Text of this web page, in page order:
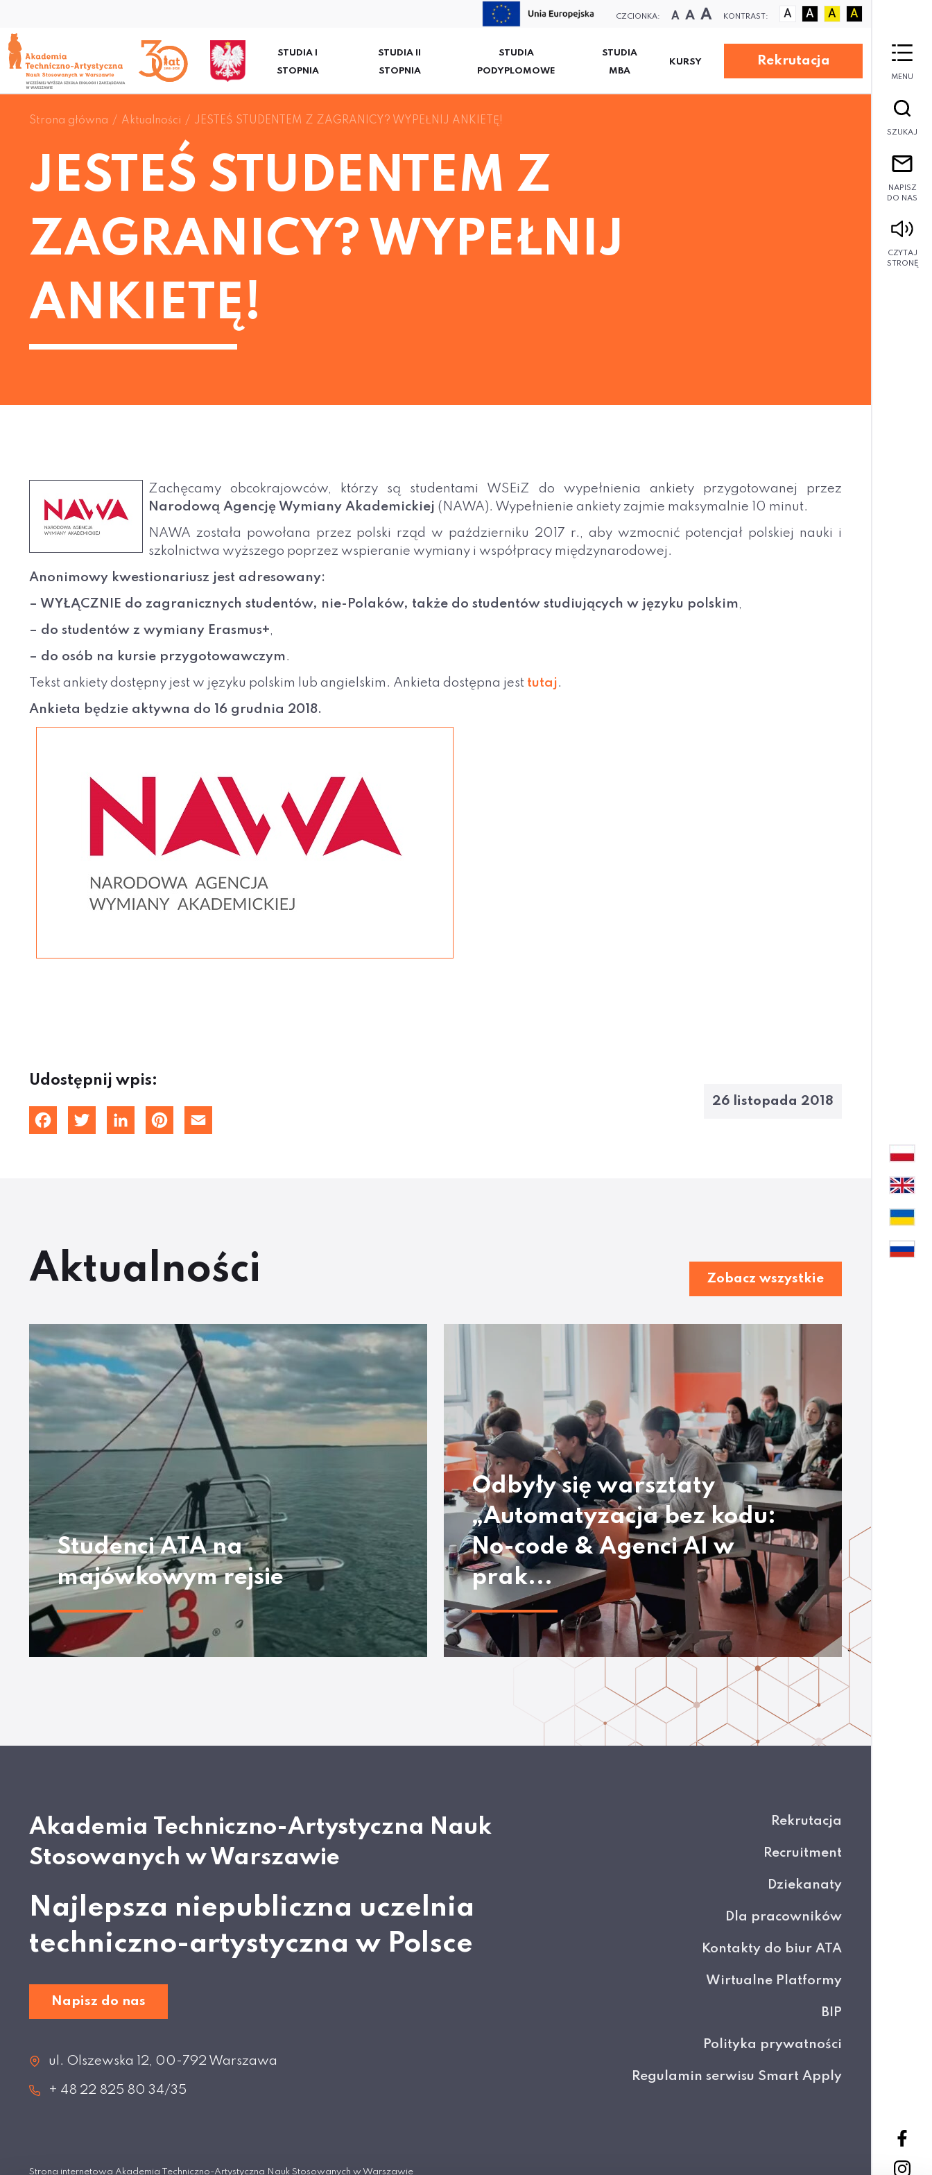
CZCIONKA: A A A KONTRAST: A A A A
STUDIA I
STOPNIA
STUDIA II
STOPNIA
STUDIA
PODYPLOMOWE
STUDIA
MBA
KURSY Rekrutacja
MENU
SZUKAJ
NAPISZ
DO NAS
CZYTAJ
STRONĘ
Strona główna Aktualności JESTEŚ STUDENTEM Z ZAGRANICY? WYPEŁNIJ ANKIETĘ!
JESTEŚ STUDENTEM Z
ZAGRANICY? WYPEŁNIJ
ANKIETĘ!
Zachęcamy obcokrajowców, którzy są studentami WSEiZ do wypełnienia ankiety przygotowanej przez
Narodową Agencję Wymiany Akademickiej (NAWA). Wypełnienie ankiety zajmie maksymalnie 10 minut.
NAWA została powołana przez polski rząd w październiku 2017 r., aby wzmocnić potencjał polskiej nauki i
szkolnictwa wyższego poprzez wspieranie wymiany i współpracy międzynarodowej.
Anonimowy kwestionariusz jest adresowany:
– WYŁĄCZNIE do zagranicznych studentów, nie-Polaków, także do studentów studiujących w języku polskim,
– do studentów z wymiany Erasmus+,
– do osób na kursie przygotowawczym.
Tekst ankiety dostępny jest w języku polskim lub angielskim. Ankieta dostępna jest tutaj.
Ankieta będzie aktywna do 16 grudnia 2018.
Udostępnij wpis:
FacebookTwitterLinkedInPinterestEmail
26 listopada 2018
Aktualności Zobacz wszystkie
Studenci ATA na
majówkowym rejsie
Odbyły się warsztaty
„Automatyzacja bez kodu:
No-code & Agenci AI w
prak...
Akademia Techniczno-Artystyczna Nauk
Stosowanych w Warszawie
Najlepsza niepubliczna uczelnia
techniczno-artystyczna w Polsce
Napisz do nas
ul. Olszewska 12, 00-792 Warszawa
+ 48 22 825 80 34/35
Rekrutacja
Recruitment
Dziekanaty
Dla pracowników
Kontakty do biur ATA
Wirtualne Platformy
BIP
Polityka prywatności
Regulamin serwisu Smart Apply
Strona internetowa Akademia Techniczno-Artystyczna Nauk Stosowanych w Warszawie